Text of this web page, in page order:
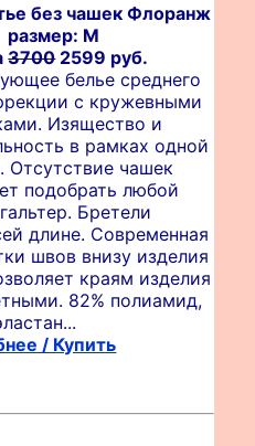
без чашек Флоранж
размер: M
37002599 руб.
белье среднего
с кружевными
Изящество и
в рамках одной
Отсутствие чашек
подобрать любой
Бретели
длине. Современная
швов внизу изделия
краям изделия
82% полиамид,
/ Купить